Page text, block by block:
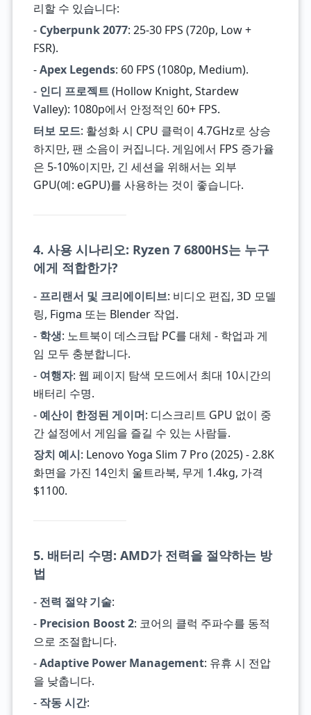
리할 수 있습니다:
- Cyberpunk 2077: 25-30 FPS (720p, Low +
FSR).
-Apex Legends: 60 FPS (1080p, Medium).
- 인디 프로젝트(Hollow Knight, Stardew
Valley): 1080p에서 안정적인 60+ FPS.
터보 모드: 활성화 시 CPU 클럭이 4.7GHz로 상승
하지만, 팬 소음이 커집니다. 게임에서 FPS 증가율
은 5-10%이지만, 긴 세션을 위해서는 외부
GPU(예: eGPU)를 사용하는 것이 좋습니다.
4. 사용 시나리오: Ryzen 7 6800HS는 누구
에게 적합한가?
- 프리랜서 및 크리에이티브: 비디오 편집, 3D 모델
링, Figma 또는 Blender 작업.
- 학생: 노트북이 데스크탑 PC를 대체 - 학업과 게
임 모두 충분합니다.
- 여행자: 웹 페이지 탐색 모드에서 최대 10시간의
배터리 수명.
- 예산이 한정된 게이머: 디스크리트 GPU 없이 중
간 설정에서 게임을 즐길 수 있는 사람들.
장치 예시: Lenovo Yoga Slim 7 Pro (2025) - 2.8K
화면을 가진 14인치 울트라북, 무게 1.4kg, 가격
$1100.
5. 배터리 수명: AMD가 전력을 절약하는 방
법
- 전력 절약 기술:
- Precision Boost 2: 코어의 클럭 주파수를 동적
으로 조절합니다.
-Adaptive Power Management: 유휴 시 전압
을 낮춥니다.
- 작동 시간: